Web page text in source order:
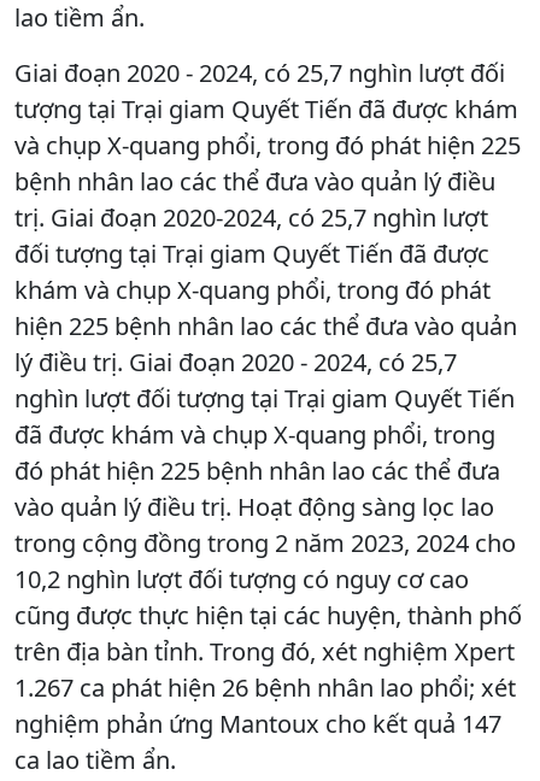
lao tiềm ẩn.
Giai đoạn 2020 - 2024, có 25,7 nghìn lượt đối
tượng tại Trại giam Quyết Tiến đã được khám
và chụp X-quang phổi, trong đó phát hiện 225
bệnh nhân lao các thể đưa vào quản lý điều
trị. Giai đoạn 2020-2024, có 25,7 nghìn lượt
đối tượng tại Trại giam Quyết Tiến đã được
khám và chụp X-quang phổi, trong đó phát
hiện 225 bệnh nhân lao các thể đưa vào quản
lý điều trị. Giai đoạn 2020 - 2024, có 25,7
nghìn lượt đối tượng tại Trại giam Quyết Tiến
đã được khám và chụp X-quang phổi, trong
đó phát hiện 225 bệnh nhân lao các thể đưa
vào quản lý điều trị. Hoạt động sàng lọc lao
trong cộng đồng trong 2 năm 2023, 2024 cho
10,2 nghìn lượt đối tượng có nguy cơ cao
cũng được thực hiện tại các huyện, thành phố
trên địa bàn tỉnh. Trong đó, xét nghiệm Xpert
1.267 ca phát hiện 26 bệnh nhân lao phổi; xét
nghiệm phản ứng Mantoux cho kết quả 147
ca lao tiềm ẩn.